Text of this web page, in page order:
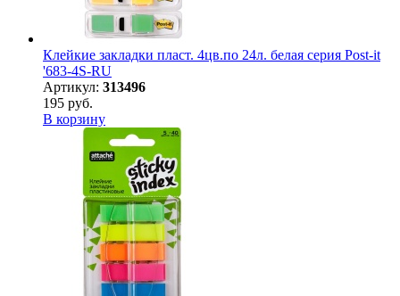
Клейкие закладки пласт. 4цв.по 24л. белая серия Post-it
'683-4S-RU
Артикул: 313496
195 руб.
В корзину